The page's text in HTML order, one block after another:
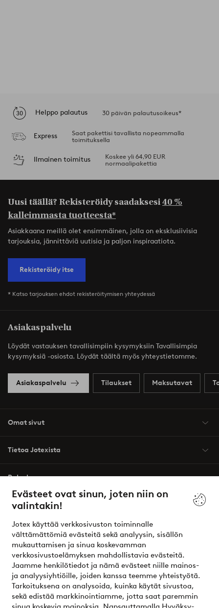
Evästeet ovat sinun, joten niin on
valintakin!
Jotex käyttää verkkosivuston toiminnalle
välttämättömiä evästeitä sekä analyysin, sisällön
mukauttamisen ja sinua koskevamman
verkkosivustoelämyksen mahdollistavia evästeitä.
Jaamme henkilötiedot ja nämä evästeet niille mainos-
ja analyysiyhtiöille, joiden kanssa teemme yhteistyötä.
Tarkoituksena on analysoida, kuinka käytät sivustoa,
sekä edistää markkinointiamme, jotta saat paremmin
Helppo palautus 30 päivän palautusoikeus*
Express
Saat pakettisi tavallista nopeammalla
toimituksella
Ilmainen toimitus
Koskee yli 64,90 EUR
normaalipakettia
Uusi täällä? Rekisteröidy saadaksesi40 %
kalleimmasta tuotteesta*
Asiakkaana meillä olet ensimmäinen, jolla on eksklusiivisia
tarjouksia, jännittäviä uutisia ja paljon inspiraatiota.
Rekisteröidy itse
* Katso tarjouksen ehdot rekisteröitymisen yhteydessä
Asiakaspalvelu
Löydät vastauksen tavallisimpiin kysymyksiin Tavallisimpia
kysymyksiä -osiosta. Löydät täältä myös yhteystietomme.
Asiakaspalvelu Tilaukset Maksutavat
Omat sivut
Tietoa Jotexista
Palvelumme
Ehdot
Ystävät
Turvalliset maksut – maksa nyt tai erissä
Haluatko tietää lisää maksuvaihtoehdoistamme?
elpy